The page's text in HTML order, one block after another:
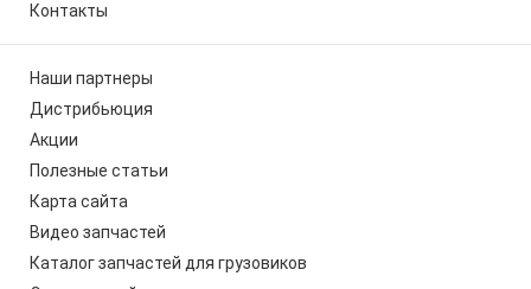
Контакты
Наши партнеры
Дистрибьюция
Акции
Полезные статьи
Карта сайта
Видео запчастей
Каталог запчастей для грузовиков